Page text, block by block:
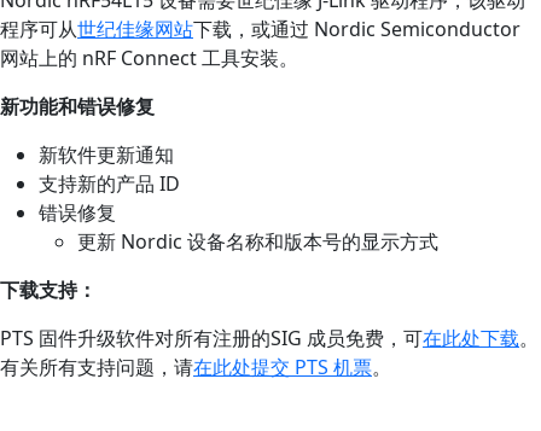
程序可从世纪佳缘网站下载，或通过 Nordic Semiconductor
网站上的 nRF Connect 工具安装。
新功能和错误修复
新软件更新通知
支持新的产品 ID
错误修复
更新 Nordic 设备名称和版本号的显示方式
下载支持：
PTS 固件升级软件对所有注册的SIG 成员免费，可在此处下载。
有关所有支持问题，请在此处提交 PTS 机票。